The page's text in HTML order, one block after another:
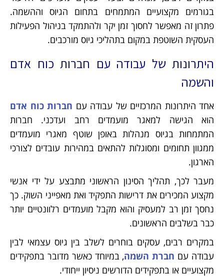
בגורמים מקצועיים המתמחים בתחום הגיוס וההשמה.
פתרון זה מאפשר לחסוך זמן יקר ולהתמקד בניהול הפעילות
העסקית השוטפת במקום בתהליכי גיוס מורכבים.
היתרונות של עבודה עם חברות כוח אדם
והשמה
אחד היתרונות המרכזיים של עבודה עם חברות כוח אדם
הוא הגישה למאגר מועמדים רחב ועדכני. חברות
המתמחות בגיוס מנהלות באופן שוטף מאגרי מועמדים
ממגוון תחומים ומסוגלות להתאים במהירות עובדים לצורכי
הארגון.
מעבר לכך, תהליך הסינון הראשוני מתבצע על ידי אנשי
מקצוע המכירים את דרישות התפקיד ואת מאפייני השוק. כך
נחסך זמן רב למעסיק והוא מקבל מועמדים רלוונטיים יותר
כבר בשלבים הראשונים.
במקרים רבים, עסקים בוחרים לשלב בין גיוס עצמאי לבין
עבודה עם חברת השמה, במיוחד כאשר מדובר בתפקידים
מקצועיים או בתפקידים הדורשים ניסיון ייחודי.